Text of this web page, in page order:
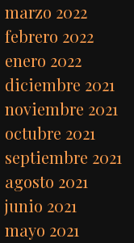
marzo 2022
febrero 2022
enero 2022
diciembre 2021
noviembre 2021
octubre 2021
septiembre 2021
agosto 2021
junio 2021
mayo 2021